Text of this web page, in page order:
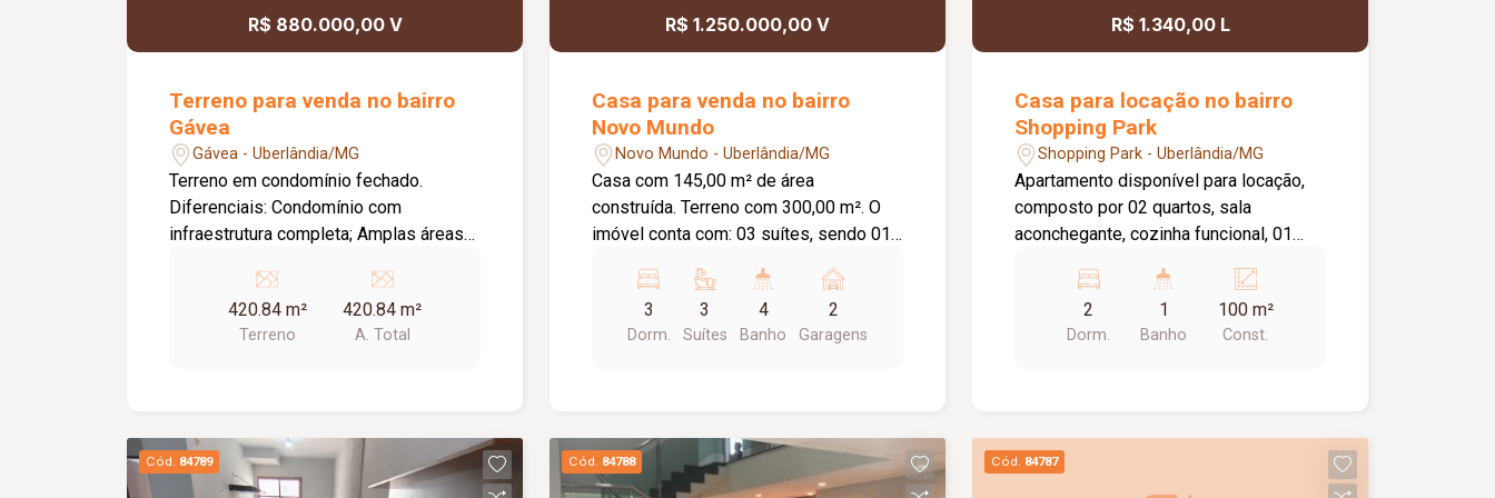
R$ 880.000,00 V
Terreno para venda no bairro
Gávea
Gávea - Uberlândia/MG
Terreno em condomínio fechado.
Diferenciais: Condomínio com
infraestrutura completa; Amplas áreas
Ambiente tranquilo, seguro e com
contato com a natureza; Excelente
opção para construção residencial;
oportunidade de construir um lar
personalizado em um ambiente
420.84 m²
Terreno
420.84 m²
A. Total
R$ 1.250.000,00 V
Casa para venda no bairro
Novo Mundo
Novo Mundo - Uberlândia/MG
Casa com 145,00 m² de área
construída. Terreno com 300,00 m². O
imóvel conta com: 03 suítes, sendo 01
em 02 ambientes; Escritório amplo;
Cozinha ampla; Área de
serviço/lavanderia; Área gourmet com
planejados nos ambientes; Pontos para
instalação de ar-condicionado;
3
Dorm.
3
Suítes
4
Banho
2
Garagens
R$ 1.340,00 L
Casa para locação no bairro
Shopping Park
Shopping Park - Uberlândia/MG
Apartamento disponível para locação,
composto por 02 quartos, sala
aconchegante, cozinha funcional, 01
de serviço e 02 vagas de garagem. O
imóvel oferece um ambiente prático e
confortável, sendo uma excelente
2
Dorm.
1
Banho
100 m²
Const.
Cód. 84789 Cód. 84788 Cód. 84787